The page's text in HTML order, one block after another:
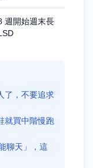
週開始週末長
了，不要追求
就買中階慢跑
聊天」，這